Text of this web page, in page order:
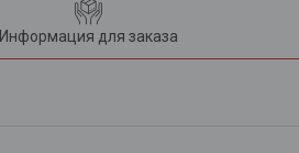
Информация для заказа